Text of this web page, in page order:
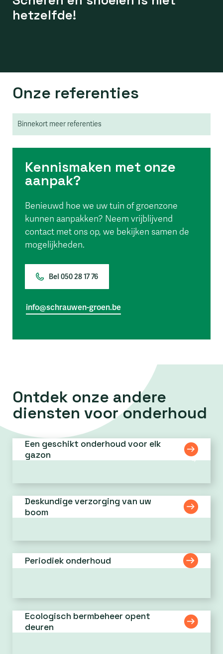
hetzelfde!
Onze referenties
Binnekort meer referenties
Kennismaken met onze
aanpak?
Benieuwd hoe we uw tuin of groenzone
kunnen aanpakken? Neem vrijblijvend
contact met ons op, we bekijken samen de
mogelijkheden.
Bel 050 28 17 76
info@schrauwen-groen.be
Ontdek onze andere
diensten voor onderhoud
Een geschikt onderhoud voor elk
gazon
Deskundige verzorging van uw
boom
Periodiek onderhoud
Ecologisch bermbeheer opent
deuren